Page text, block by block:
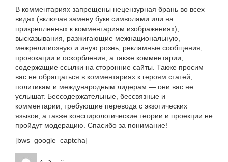
В комментариях запрещены нецензурная брань во всех
видах (включая замену букв символами или на
прикрепленных к комментариям изображениях),
высказывания, разжигающие межнациональную,
межрелигиозную и иную рознь, рекламные сообщения,
провокации и оскорбления, а также комментарии,
содержащие ссылки на сторонние сайты. Также просим
вас не обращаться в комментариях к героям статей,
политикам и международным лидерам — они вас не
услышат. Бессодержательные, бессвязные и
комментарии, требующие перевода с экзотических
языков, а также конспирологические теории и проекции не
пройдут модерацию. Спасибо за понимание!
[bws_google_captcha]